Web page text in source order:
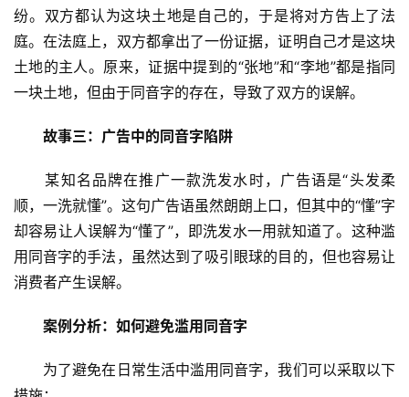
纷。双方都认为这块土地是自己的，于是将对方告上了法
庭。在法庭上，双方都拿出了一份证据，证明自己才是这块
土地的主人。原来，证据中提到的“张地”和“李地”都是指同
一块土地，但由于同音字的存在，导致了双方的误解。
故事三：广告中的同音字陷阱
某知名品牌在推广一款洗发水时，广告语是“头发柔
顺，一洗就懂”。这句广告语虽然朗朗上口，但其中的“懂”字
却容易让人误解为“懂了”，即洗发水一用就知道了。这种滥
用同音字的手法，虽然达到了吸引眼球的目的，但也容易让
消费者产生误解。
案例分析：如何避免滥用同音字
为了避免在日常生活中滥用同音字，我们可以采取以下